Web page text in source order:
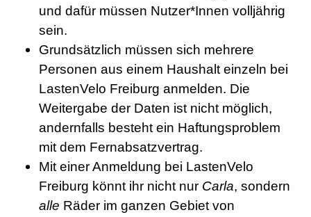
und dafür müssen Nutzer*Innen volljährig
sein.
Grundsätzlich müssen sich mehrere
Personen aus einem Haushalt einzeln bei
LastenVelo Freiburg anmelden. Die
Weitergabe der Daten ist nicht möglich,
andernfalls besteht ein Haftungsproblem
mit dem Fernabsatzvertrag.
Mit einer Anmeldung bei LastenVelo
Freiburg könnt ihr nicht nur Carla, sondern
alle Räder im ganzen Gebiet von